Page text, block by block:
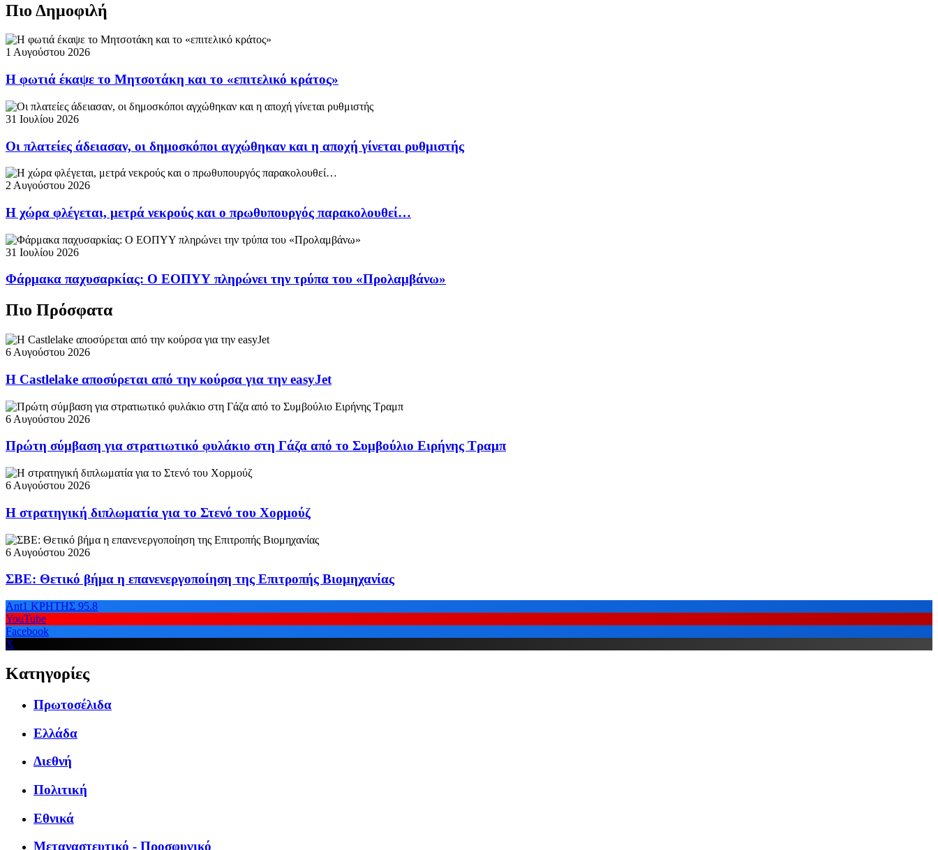
Πιο Δημοφιλή
1 Αυγούστου 2026
Η φωτιά έκαψε το Μητσοτάκη και το «επιτελικό κράτος»
31 Ιουλίου 2026
Οι πλατείες άδειασαν, οι δημοσκόποι αγχώθηκαν και η αποχή γίνεται ρυθμιστής
2 Αυγούστου 2026
Η χώρα φλέγεται, μετρά νεκρούς και ο πρωθυπουργός παρακολουθεί…
31 Ιουλίου 2026
Φάρμακα παχυσαρκίας: Ο ΕΟΠΥΥ πληρώνει την τρύπα του «Προλαμβάνω»
Πιο Πρόσφατα
6 Αυγούστου 2026
Η Castlelake αποσύρεται από την κούρσα για την easyJet
6 Αυγούστου 2026
Πρώτη σύμβαση για στρατιωτικό φυλάκιο στη Γάζα από το Συμβούλιο Ειρήνης Τραμπ
6 Αυγούστου 2026
Η στρατηγική διπλωματία για το Στενό του Χορμούζ
6 Αυγούστου 2026
ΣΒΕ: Θετικό βήμα η επανενεργοποίηση της Επιτροπής Βιομηχανίας
Ant1 ΚΡΗΤΗΣ 95.8
YouTube
Facebook
X
Κατηγορίες
Πρωτοσέλιδα
Ελλάδα
Διεθνή
Πολιτική
Εθνικά
Μεταναστευτικό - Προσφυγικό